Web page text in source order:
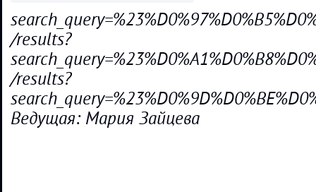
/results?
/results?
Ведущая: Мария Зайцева